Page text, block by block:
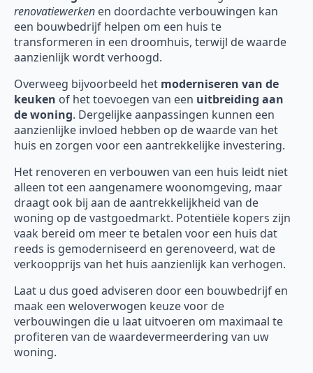
renovatiewerken en doordachte verbouwingen kan
een bouwbedrijf helpen om een huis te
transformeren in een droomhuis, terwijl de waarde
aanzienlijk wordt verhoogd.
Overweeg bijvoorbeeld het moderniseren van de
keuken of het toevoegen van een uitbreiding aan
de woning. Dergelijke aanpassingen kunnen een
aanzienlijke invloed hebben op de waarde van het
huis en zorgen voor een aantrekkelijke investering.
Het renoveren en verbouwen van een huis leidt niet
alleen tot een aangenamere woonomgeving, maar
draagt ook bij aan de aantrekkelijkheid van de
woning op de vastgoedmarkt. Potentiële kopers zijn
vaak bereid om meer te betalen voor een huis dat
reeds is gemoderniseerd en gerenoveerd, wat de
verkoopprijs van het huis aanzienlijk kan verhogen.
Laat u dus goed adviseren door een bouwbedrijf en
maak een weloverwogen keuze voor de
verbouwingen die u laat uitvoeren om maximaal te
profiteren van de waardevermeerdering van uw
woning.